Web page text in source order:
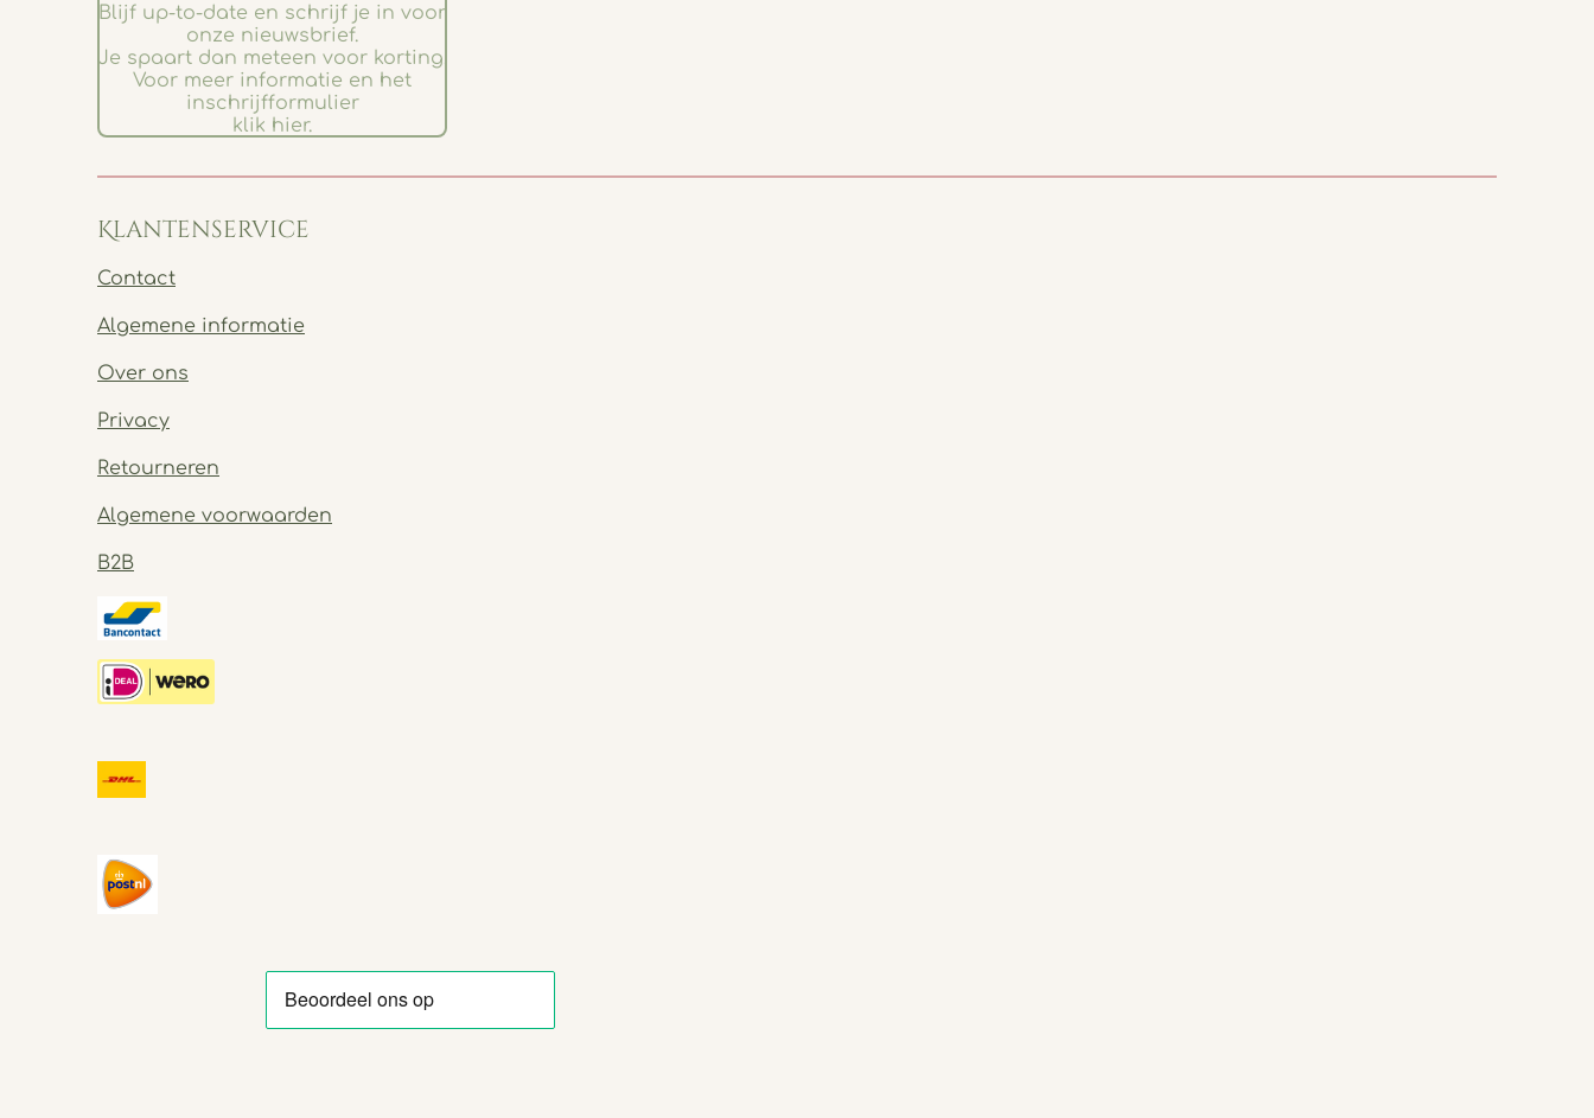
Blijf up-to-date en schrijf je in voor
onze nieuwsbrief.
Je spaart dan meteen voor korting.
Voor meer informatie en het
inschrijfformulier
klik hier.
Klantenservice
Contact
Algemene informatie
Over ons
Privacy
Retourneren
Algemene voorwaarden
B2B